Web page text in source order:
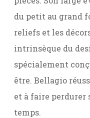
du petit au grand
reliefs et les
intrinsèque du
spécialement
être. Bellagio
et à faire perdurer
temps.